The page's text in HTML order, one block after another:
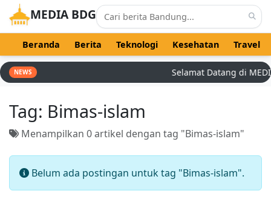
MEDIA BDG
Beranda Berita Teknologi Kesehatan Travel
NEWS Selamat Datang di
Tag: Bimas-islam
Menampilkan 0 artikel dengan tag "Bimas-islam"
Belum ada postingan untuk tag "Bimas-islam".